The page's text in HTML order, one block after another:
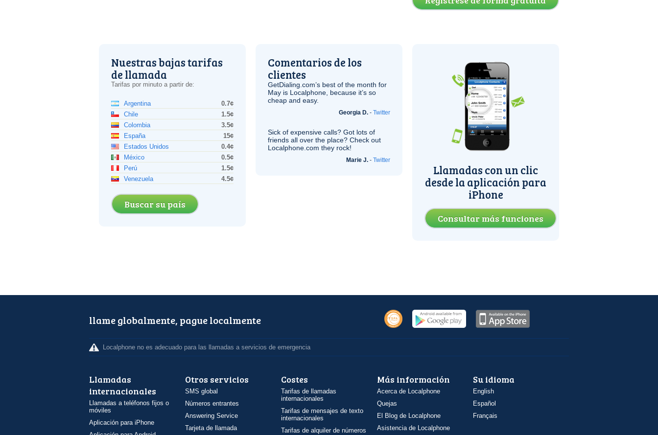
Nuestras bajas tarifas
de llamada
Tarifas por minuto a partir de:
Argentina
0.7¢
Chile
1.5¢
Colombia
3.5¢
España
15¢
Estados Unidos
0.4¢
México
0.5¢
Perú
1.5¢
Venezuela
4.5¢
Buscar su país
Comentarios de los
clientes
GetDialing.com’s best of the month for
May is Localphone, because it’s so
cheap and easy.
Georgia D. - Twitter
Sick of expensive calls? Got lots of
friends all over the place? Check out
Localphone.com they rock!
Marie J. - Twitter
Llamadas con un clic
desde la aplicación para
iPhone
Consultar más funciones
llame globalmente, pague localmente
Localphone no es adecuado para las llamadas a servicios de emergencia
Llamadas
internacionales
Llamadas a teléfonos fijos o
móviles
Aplicación para iPhone
Otros servicios
SMS global
Números entrantes
Answering Service
Tarjeta de llamada
Costes
Tarifas de llamadas
internacionales
Tarifas de mensajes de texto
internacionales
Tarifas de alquiler de números
Más información
Acerca de Localphone
Quejas
El Blog de Localphone
Asistencia de Localphone
Su idioma
English
Español
Français